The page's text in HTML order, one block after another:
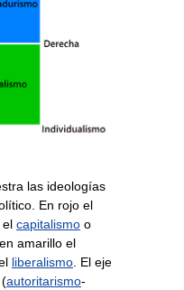
las ideologías
En rojo el
el capitalismo o
amarillo el
liberalismo. El eje
autoritarismo-